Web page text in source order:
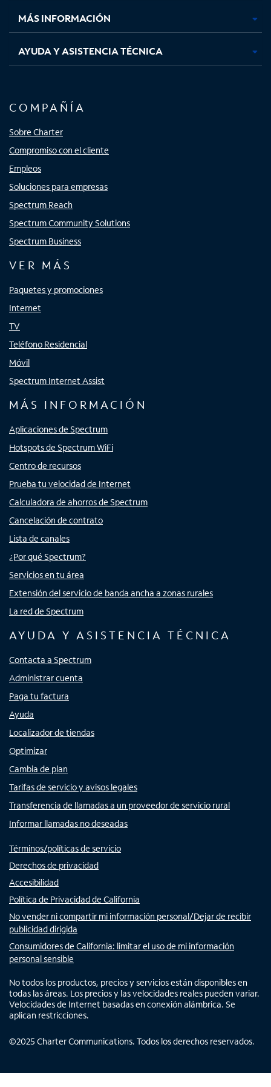
MÁS INFORMACIÓN
AYUDA Y ASISTENCIA TÉCNICA
COMPAÑÍA
Sobre Charter
Compromiso con el cliente
Empleos
Soluciones para empresas
Spectrum Reach
Spectrum Community Solutions
Spectrum Business
VER MÁS
Paquetes y promociones
Internet
TV
Teléfono Residencial
Móvil
Spectrum Internet Assist
MÁS INFORMACIÓN
Aplicaciones de Spectrum
Hotspots de Spectrum WiFi
Centro de recursos
Prueba tu velocidad de Internet
Calculadora de ahorros de Spectrum
Cancelación de contrato
Lista de canales
¿Por qué Spectrum?
Servicios en tu área
Extensión del servicio de banda ancha a zonas rurales
La red de Spectrum
AYUDA Y ASISTENCIA TÉCNICA
Contacta a Spectrum
Administrar cuenta
Paga tu factura
Ayuda
Localizador de tiendas
Optimizar
Cambia de plan
Tarifas de servicio y avisos legales
Transferencia de llamadas a un proveedor de servicio rural
Informar llamadas no deseadas
Términos/políticas de servicio
Derechos de privacidad
Accesibilidad
Política de Privacidad de California
No vender ni compartir mi información personal/Dejar de recibir
publicidad dirigida
Consumidores de California: limitar el uso de mi información
personal sensible
No todos los productos, precios y servicios están disponibles en
todas las áreas. Los precios y las velocidades reales pueden variar.
Velocidades de Internet basadas en conexión alámbrica. Se
aplican restricciones.
©2025 Charter Communications. Todos los derechos reservados.